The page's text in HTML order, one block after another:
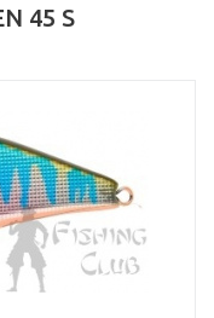
45 S